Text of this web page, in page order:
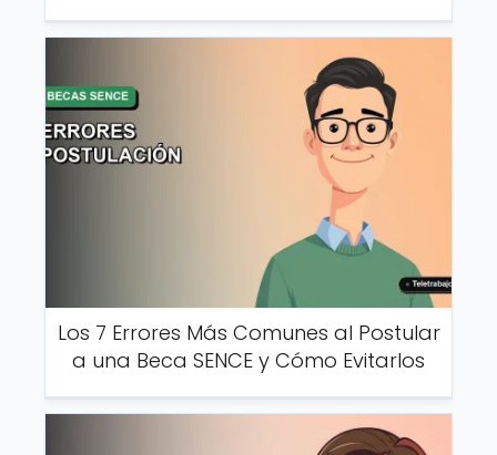
Los 7 Errores Más Comunes al Postular
a una Beca SENCE y Cómo Evitarlos